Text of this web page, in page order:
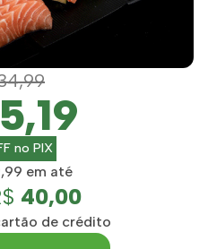
no PIX
em até
40,00
de crédito